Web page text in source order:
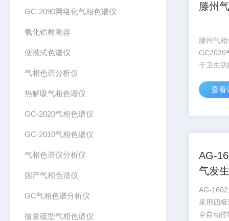
GC-2090网络化气相色谱仪
氧化锆检测器
便携式色谱仪
气相色谱分析仪
热解吸气相色谱仪
GC-2020气相色谱仪
GC-2010气相色谱仪
气相色谱仪分析仪
国产气相色谱仪
GC气相色谱分析仪
微量硫型气相色谱仪
滕州
滕州气
GC2020
于卫生
精细化
山等系
查看
AG-
气发
AG-
采用四
全自动